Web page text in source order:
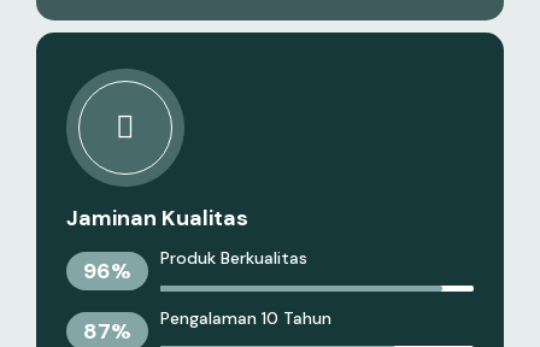
Jaminan Kualitas
96% Produk Berkualitas
87% Pengalaman 10 Tahun